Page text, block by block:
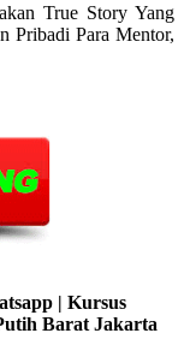
True Story Yang
Pribadi Para Mentor,
| Kursus
Barat Jakarta